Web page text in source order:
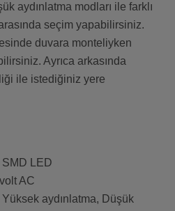
aydınlatma modları ile farklı
seçim yapabilirsiniz.
duvara monteliyken
Ayrıca arkasında
ile istediğiniz yere
SMD LED
AC
Yüksek aydınlatma, Düşük